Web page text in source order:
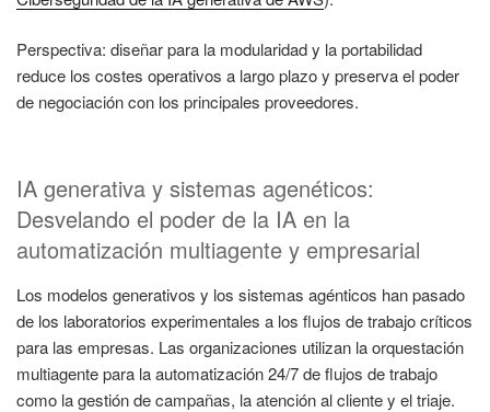
Perspectiva: diseñar para la modularidad y la portabilidad
reduce los costes operativos a largo plazo y preserva el poder
de negociación con los principales proveedores.
IA generativa y sistemas agenéticos:
Desvelando el poder de la IA en la
automatización multiagente y empresarial
Los modelos generativos y los sistemas agénticos han pasado
de los laboratorios experimentales a los flujos de trabajo críticos
para las empresas. Las organizaciones utilizan la orquestación
multiagente para la automatización 24/7 de flujos de trabajo
como la gestión de campañas, la atención al cliente y el triaje.